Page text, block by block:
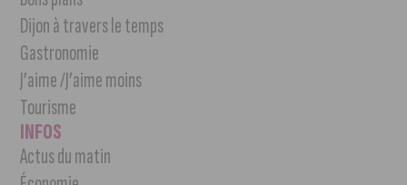
Dijon à travers le temps
Gastronomie
J’aime /J’aime moins
Tourisme
INFOS
Actus du matin